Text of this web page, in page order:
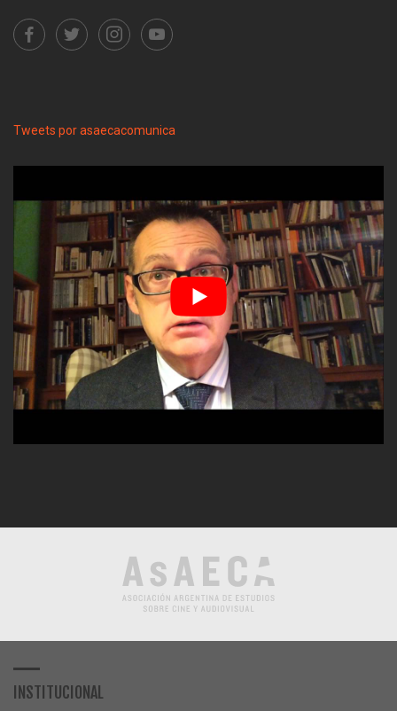
Tweets por asaecacomunica
INSTITUCIONAL